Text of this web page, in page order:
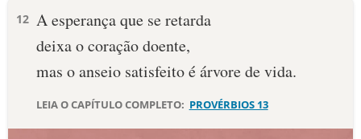
PALAVRA DO DIA
DEVOCIONAL DIÁRIO
12 A esperança que se retarda
deixa o coração doente,
mas o anseio satisfeito é árvore de vida.
LEIA O CAPÍTULO COMPLETO: PROVÉRBIOS 13